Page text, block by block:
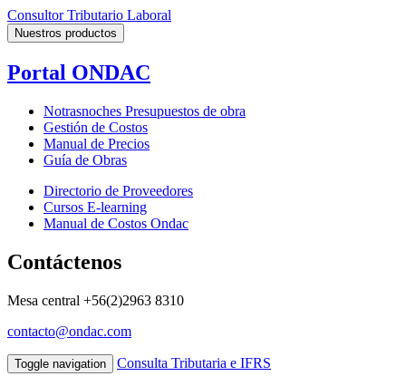
Consultor Tributario Laboral
Nuestros productos
Portal ONDAC
Notrasnoches Presupuestos de obra
Gestión de Costos
Manual de Precios
Guía de Obras
Directorio de Proveedores
Cursos E-learning
Manual de Costos Ondac
Contáctenos
Mesa central +56(2)2963 8310
contacto@ondac.com
Toggle navigation Consulta Tributaria e IFRS